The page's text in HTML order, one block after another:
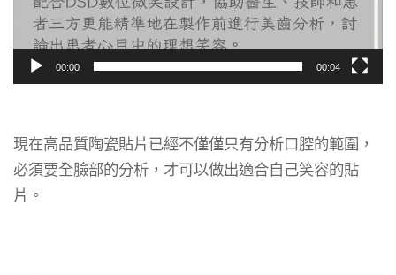
00:00 00:04
現在高品質陶瓷貼片已經不僅僅只有分析口腔的範圍，
必須要全臉部的分析，才可以做出適合自己笑容的貼
片。